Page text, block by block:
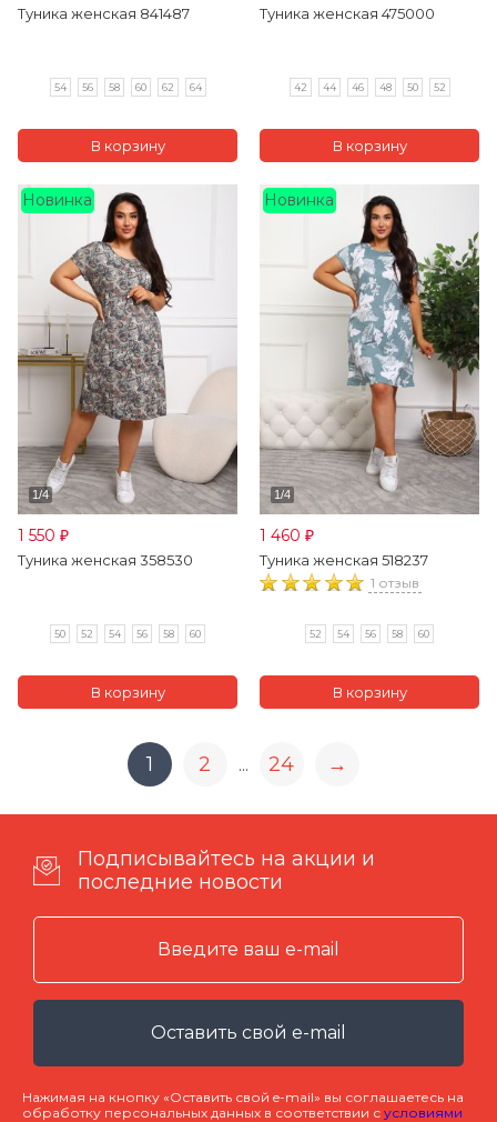
Туника женская 841487
54 56 58 60 62 64
Туника женская 475000
42 44 46 48 50 52
Новинка
1 550 ₽
Туника женская 358530
50 52 54 56 58 60
Новинка
1 460 ₽
Туника женская 518237
1 отзыв
52 54 56 58 60
1 2 ... 24 →
Подписывайтесь на акции и
последние новости
Оставить свой e-mail
Нажимая на кнопку «Оставить свой e-mail» вы соглашаетесь на
обработку персональных данных в соответствии с условиями